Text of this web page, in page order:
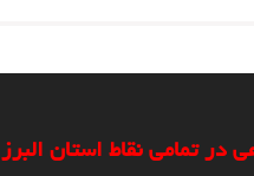
در تمامی نقاط استان البرز